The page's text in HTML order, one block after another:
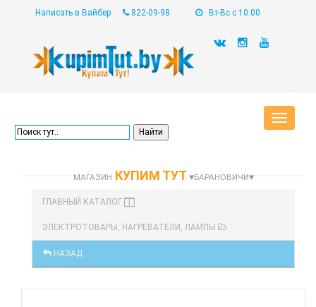
Написать в Вайбер 822-09-98 Вт-Вс с 10:00
Toggle
МАГАЗИН КУПИМ ТУТ ♥БАРАНОВИЧИ♥
ГЛАВНЫЙ КАТАЛОГ
ЭЛЕКТРОТОВАРЫ, НАГРЕВАТЕЛИ, ЛАМПЫ
НАЗАД